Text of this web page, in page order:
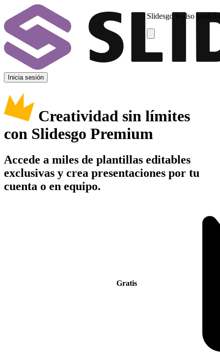
Slidesgo is also
Inicia sesión
Creatividad sin límites
con Slidesgo Premium
Accede a miles de plantillas editables
exclusivas y crea presentaciones por tu
cuenta o en equipo.
Gratis